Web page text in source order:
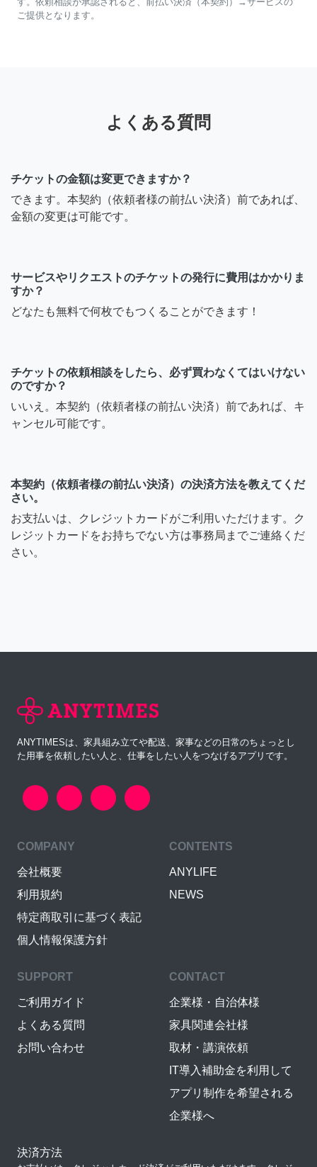
ご提供となります。
よくある質問
チケットの金額は変更できますか？
できます。本契約（依頼者様の前払い決済）前であれば、
金額の変更は可能です。
サービスやリクエストのチケットの発行に費用はかかりま
すか？
どなたも無料で何枚でもつくることができます！
チケットの依頼相談をしたら、必ず買わなくてはいけない
のですか？
いいえ。本契約（依頼者様の前払い決済）前であれば、キ
ャンセル可能です。
本契約（依頼者様の前払い決済）の決済方法を教えてくだ
さい。
お支払いは、クレジットカードがご利用いただけます。ク
レジットカードをお持ちでない方は事務局までご連絡くだ
さい。
ANYTIMESは、家具組み立てや配送、家事などの日常のちょっとし
た用事を依頼したい人と、仕事をしたい人をつなげるアプリです。
COMPANY
会社概要
利用規約
特定商取引に基づく表記
個人情報保護方針
CONTENTS
ANYLIFE
NEWS
SUPPORT
ご利用ガイド
よくある質問
お問い合わせ
CONTACT
企業様・自治体様
家具関連会社様
取材・講演依頼
IT導入補助金を利用して
アプリ制作を希望される
企業様へ
決済方法